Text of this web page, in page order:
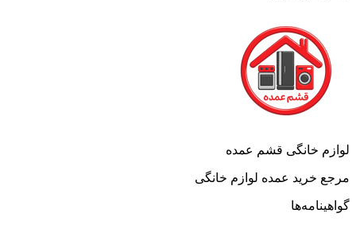
لوازم خانگی قشم عمده
مرجع خرید عمده لوازم خانگی
گواهینامه‌ها